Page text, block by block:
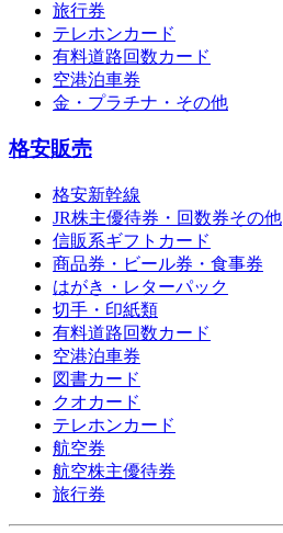
旅行券
テレホンカード
有料道路回数カード
空港泊車券
金・プラチナ・その他
格安販売
格安新幹線
JR株主優待券・回数券その他
信販系ギフトカード
商品券・ビール券・食事券
はがき・レターパック
切手・印紙類
有料道路回数カード
空港泊車券
図書カード
クオカード
テレホンカード
航空券
航空株主優待券
旅行券